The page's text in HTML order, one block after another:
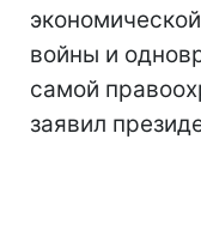
войны и
самой
заявил